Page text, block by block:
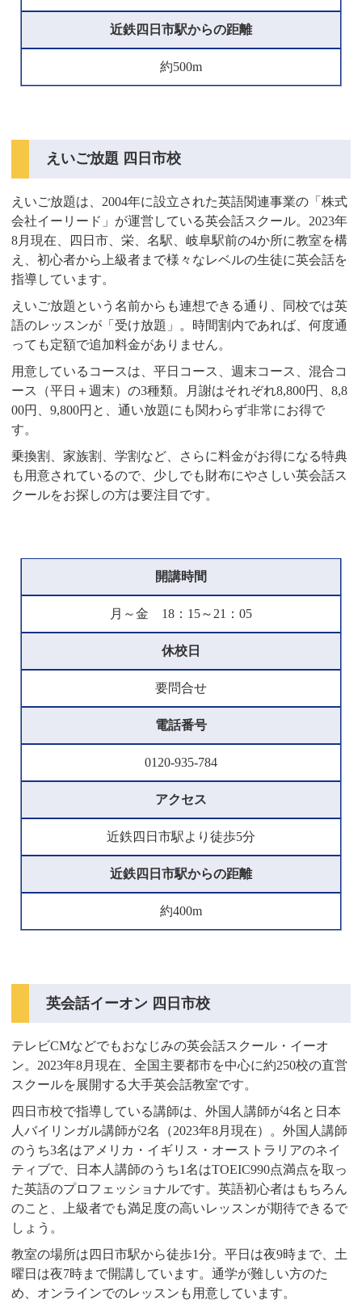
近鉄四日市駅からの距離
約500m
えいご放題 四日市校
えいご放題は、2004年に設立された英語関連事業の「株式
会社イーリード」が運営している英会話スクール。2023年
8月現在、四日市、栄、名駅、岐阜駅前の4か所に教室を構
え、初心者から上級者まで様々なレベルの生徒に英会話を
指導しています。
えいご放題という名前からも連想できる通り、同校では英
語のレッスンが「受け放題」。時間割内であれば、何度通
っても定額で追加料金がありません。
用意しているコースは、平日コース、週末コース、混合コ
ース（平日＋週末）の3種類。月謝はそれぞれ8,800円、8,8
00円、9,800円と、通い放題にも関わらず非常にお得で
す。
乗換割、家族割、学割など、さらに料金がお得になる特典
も用意されているので、少しでも財布にやさしい英会話ス
クールをお探しの方は要注目です。
開講時間
月～金 18：15～21：05
休校日
要問合せ
電話番号
0120-935-784
アクセス
近鉄四日市駅より徒歩5分
近鉄四日市駅からの距離
約400m
英会話イーオン 四日市校
テレビCMなどでもおなじみの英会話スクール・イーオ
ン。2023年8月現在、全国主要都市を中心に約250校の直営
スクールを展開する大手英会話教室です。
四日市校で指導している講師は、外国人講師が4名と日本
人バイリンガル講師が2名（2023年8月現在）。外国人講師
のうち3名はアメリカ・イギリス・オーストラリアのネイ
ティブで、日本人講師のうち1名はTOEIC990点満点を取っ
た英語のプロフェッショナルです。英語初心者はもちろん
のこと、上級者でも満足度の高いレッスンが期待できるで
しょう。
教室の場所は四日市駅から徒歩1分。平日は夜9時まで、土
曜日は夜7時まで開講しています。通学が難しい方のた
め、オンラインでのレッスンも用意しています。